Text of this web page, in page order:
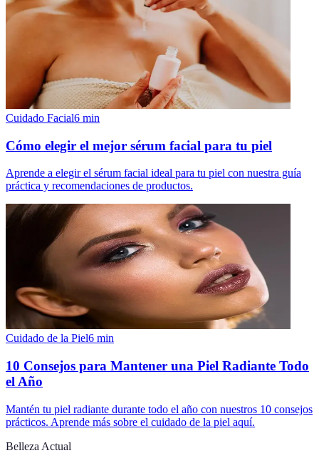
Cuidado Facial6 min
Cómo elegir el mejor sérum facial para tu piel
Aprende a elegir el sérum facial ideal para tu piel con nuestra guía
práctica y recomendaciones de productos.
Cuidado de la Piel6 min
10 Consejos para Mantener una Piel Radiante Todo
el Año
Mantén tu piel radiante durante todo el año con nuestros 10 consejos
prácticos. Aprende más sobre el cuidado de la piel aquí.
Belleza Actual